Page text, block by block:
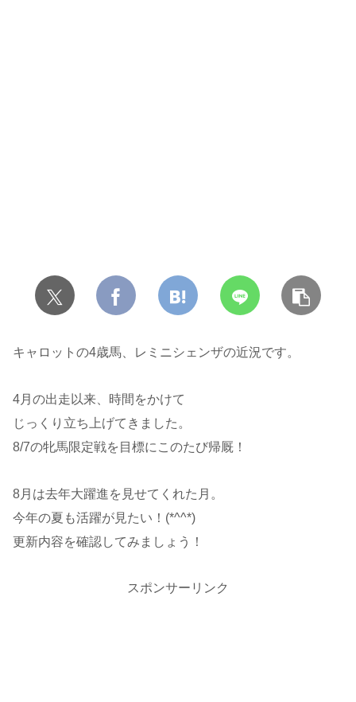
キャロットの4歳馬、レミニシェンザの近況です。
4月の出走以来、時間をかけて
じっくり立ち上げてきました。
8/7の牝馬限定戦を目標にこのたび帰厩！
8月は去年大躍進を見せてくれた月。
今年の夏も活躍が見たい！(*^^*)
更新内容を確認してみましょう！
スポンサーリンク